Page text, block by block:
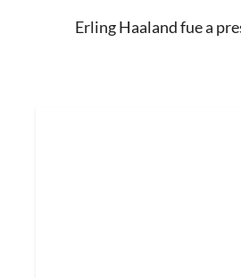
Erling Haaland fue a